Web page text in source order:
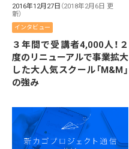
2016年12月27日 （2018年2月6日 更
新）
インタビュー
３年間で受講者4,000人！２
度のリニューアルで事業拡大
した大人気スクール「M&M」
の強み